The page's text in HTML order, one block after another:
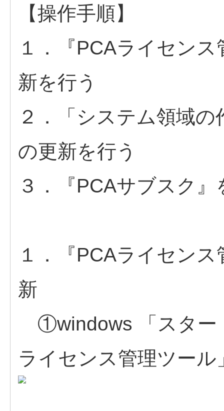
【操作手順】
１．『PCAライセン
新を行う
２．「システム領域
の更新を行う
３．『PCAサブスク』
１．『PCAライセン
新
①windows 「スター
ライセンス管理ツー